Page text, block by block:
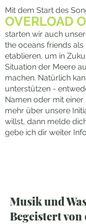
Mit dem Start des
OVERLOAD
starten wir auch
the oceans friends
etablieren, um in
Situation der Meere
machen. Natürlich
unterstützen -
Namen oder mit einer
mehr über unsere
willst, dann melde
gebe ich dir weiter
Musik und
Begeistert von